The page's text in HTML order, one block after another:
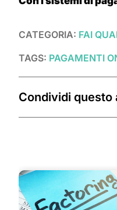
CATEGORIA: FAI
TAGS: PAGAMENTI
Condividi questo